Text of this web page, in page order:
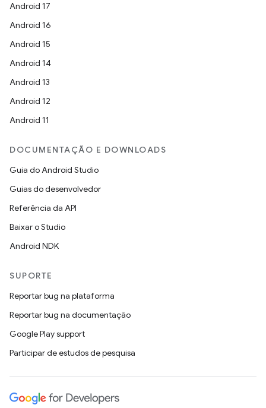
Android 17
Android 16
Android 15
Android 14
Android 13
Android 12
Android 11
DOCUMENTAÇÃO E DOWNLOADS
Guia do Android Studio
Guias do desenvolvedor
Referência da API
Baixar o Studio
Android NDK
SUPORTE
Reportar bug na plataforma
Reportar bug na documentação
Google Play support
Participar de estudos de pesquisa